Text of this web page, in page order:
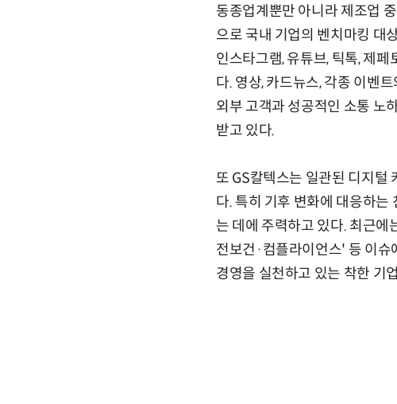
동종업계뿐만 아니라 제조업
으로 국내 기업의 벤치마킹 대
인스타그램, 유튜브, 틱톡, 제
다. 영상, 카드뉴스, 각종 이벤
외부 고객과 성공적인 소통 노
받고 있다.
또 GS칼텍스는 일관된 디지털
다. 특히 기후 변화에 대응하는
는 데에 주력하고 있다. 최근
전보건·컴플라이언스' 등 이슈
경영을 실천하고 있는 착한 기